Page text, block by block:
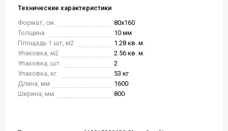
Технические характеристики
Формат, см.
80x160
Толщина
10 мм
Площадь 1 шт, м2
1.28 кв. м.
Упаковка, м2
2.56 кв. м.
Упаковка, шт.
2
Упаковка, кг.
53 кг
Длина, мм
1600
Ширина, мм
800